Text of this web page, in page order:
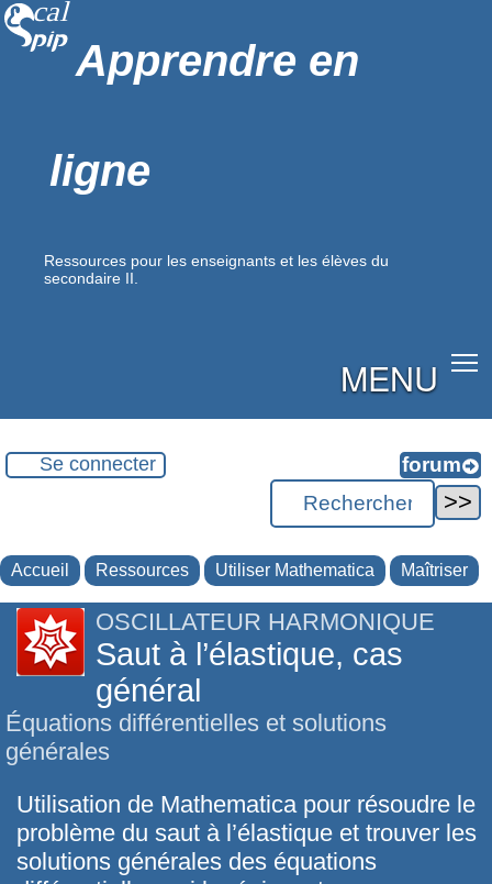
Apprendre en
ligne
Ressources pour les enseignants et les élèves du
secondaire II.
MENU
Se connecter
Accueil Ressources Utiliser Mathematica Maîtriser
OSCILLATEUR HARMONIQUE
Saut à l’élastique, cas
général
Équations différentielles et solutions
générales
Utilisation de Mathematica pour résoudre le
problème du saut à l’élastique et trouver les
solutions générales des équations